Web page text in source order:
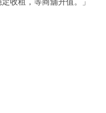
收租，等商舖升值。」